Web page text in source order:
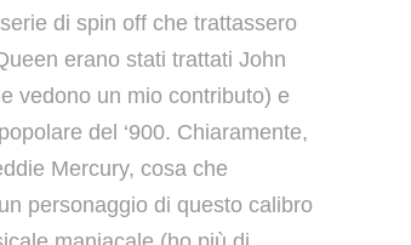
di spin off che trattassero
erano stati trattati John
vedono un mio contributo) e
del ‘900. Chiaramente,
Mercury, cosa che
personaggio di questo calibro